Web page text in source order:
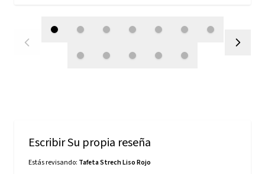
Escribir Su propia reseña
Estás revisando: Tafeta Strech Liso Rojo